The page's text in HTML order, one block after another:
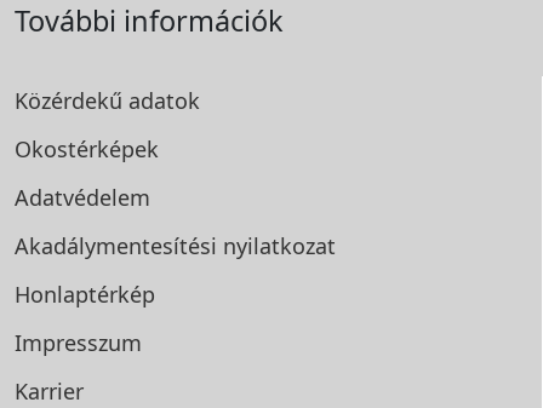
További információk
Közérdekű adatok
Okostérképek
Adatvédelem
Akadálymentesítési nyilatkozat
Honlaptérkép
Impresszum
Karrier